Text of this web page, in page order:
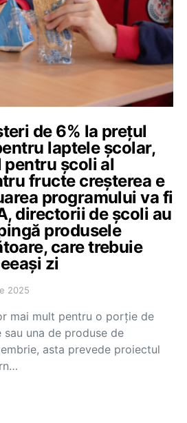
de 6% la prețul
laptele școlar,
școli al
fructe creșterea e
programului va fi
directorii de școli au
produsele
care trebuie
zi
2025
mai mult pentru o porție de
sau una de produse de
asta prevede proiectul